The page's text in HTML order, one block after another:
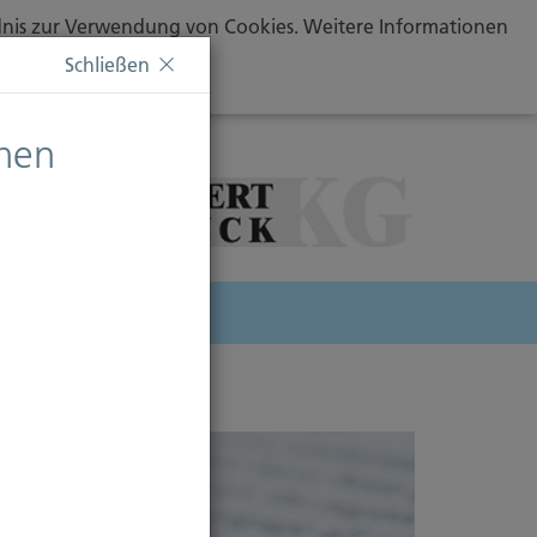
zur Verwendung von Cookies. Weitere Informationen
Schließen